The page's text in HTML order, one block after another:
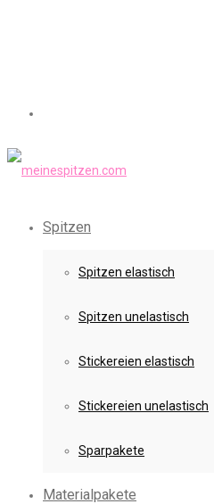
Spitzen
Spitzen elastisch
Spitzen unelastisch
Stickereien elastisch
Stickereien unelastisch
Sparpakete
Materialpakete